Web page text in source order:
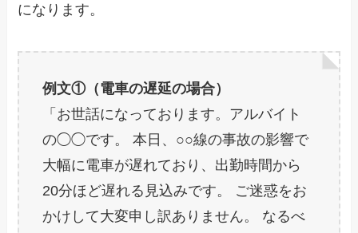
になります。
例文①（電車の遅延の場合）
「お世話になっております。アルバイト
の◯◯です。 本日、○○線の事故の影響で
大幅に電車が遅れており、出勤時間から
20分ほど遅れる見込みです。 ご迷惑をお
かけして大変申し訳ありません。 なるべ